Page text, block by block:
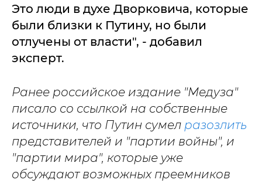
Это люди в духе Дворковича, которые
были близки к Путину, но были
отлучены от власти", - добавил
эксперт.
Ранее российское издание "Медуза"
писало со ссылкой на собственные
источники, что Путин сумел разозлить
представителей и "партии войны", и
"партии мира", которые уже
обсуждают возможных преемников